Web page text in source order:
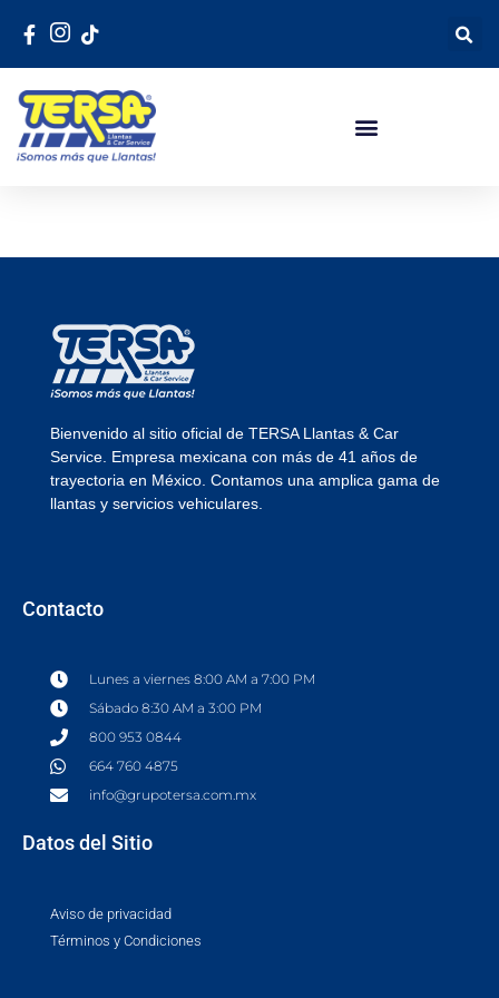
Bienvenido al sitio oficial de TERSA Llantas & Car
Service. Empresa mexicana con más de 41 años de
trayectoria en México. Contamos una amplica gama de
llantas y servicios vehiculares.
Contacto
Lunes a viernes 8:00 AM a 7:00 PM
Sábado 8:30 AM a 3:00 PM
800 953 0844
664 760 4875
info@grupotersa.com.mx
Datos del Sitio
Aviso de privacidad
Términos y Condiciones